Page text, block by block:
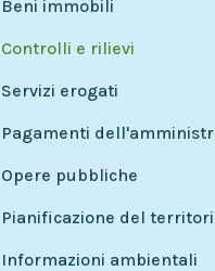
Beni immobili
Controlli e rilievi
Servizi erogati
Pagamenti
Opere pubbliche
Pianificazione del
Informazioni ambientali